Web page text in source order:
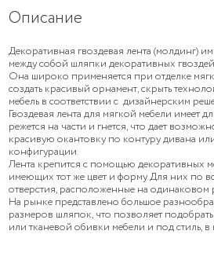
Описание
Декоративная гвоздевая лента (молдинг)
между собой шляпки декоративных
Она широко применяется при отделке
создать красивый орнамент, скрыть
мебель в соответствии с дизайнерским
Гвоздевая лента для мягкой мебели имеет
режется на части и гнется, что дает
красивую окантовку по контуру дивана
конфигурации.
Лента крепится с помощью декоративных
имеющих тот же цвет и форму. Для них по
отверстия, расположенные на одинаковом
На рынке представлено большое
размеров шляпок, что позволяет
или тканевой обивки мебели и под стиль,